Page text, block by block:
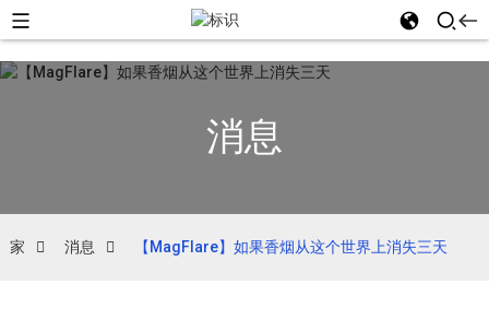
消息
家 消息 【MagFlare】如果香烟从这个世界上消失三天